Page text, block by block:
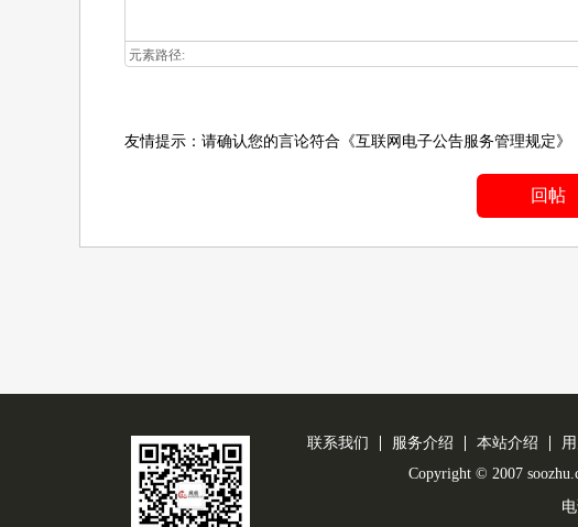
元素路径:
友情提示：请确认您的言论符合 《互联网电子公告服务管理规定》
回帖
联系我们 服务介绍 本站介绍
Copyright © 2007